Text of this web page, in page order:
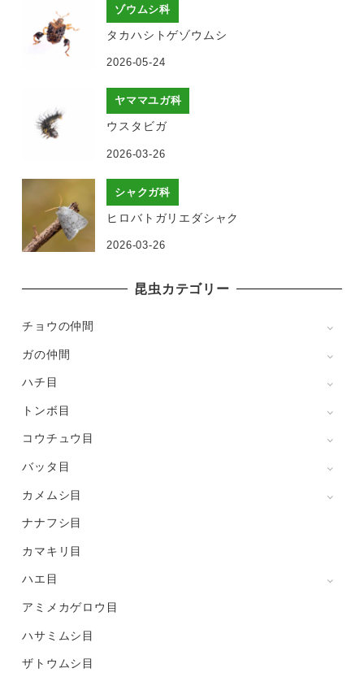
ゾウムシ科
タカハシトゲゾウムシ
2026-05-24
ヤママユガ科
ウスタビガ
2026-03-26
シャクガ科
ヒロバトガリエダシャク
2026-03-26
昆虫カテゴリー
チョウの仲間
ガの仲間
ハチ目
トンボ目
コウチュウ目
バッタ目
カメムシ目
ナナフシ目
カマキリ目
ハエ目
アミメカゲロウ目
ハサミムシ目
ザトウムシ目